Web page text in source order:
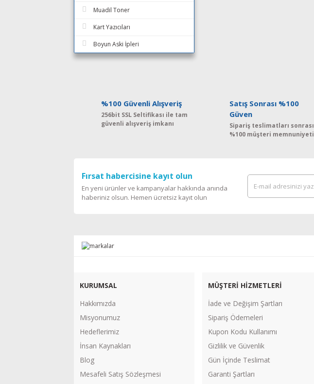
Muadil Toner
Kart Yazıcıları
Boyun Aski İpleri
%100 Güvenli Alışveriş
256bit SSL Seltifikası ile tam
güvenli alışveriş imkanı
Satış Sonrası %100
Güven
Sipariş teslimatları sonrası
%100 müşteri memnuniyeti
Fırsat habercisine kayıt olun
En yeni ürünler ve kampanyalar hakkında anında
haberiniz olsun. Hemen ücretsiz kayıt olun
KURUMSAL
Hakkımızda
Misyonumuz
Hedeflerimiz
İnsan Kaynakları
Blog
Mesafeli Satış Sözleşmesi
MÜŞTERİ HİZMETLERİ
İade ve Değişim Şartları
Sipariş Ödemeleri
Kupon Kodu Kullanımı
Gizlilik ve Güvenlik
Gün İçinde Teslimat
Garanti Şartları